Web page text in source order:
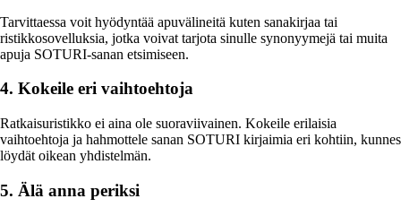
Tarvittaessa voit hyödyntää apuvälineitä kuten sanakirjaa tai
ristikkosovelluksia, jotka voivat tarjota sinulle synonyymejä tai muita
apuja SOTURI-sanan etsimiseen.
4. Kokeile eri vaihtoehtoja
Ratkaisuristikko ei aina ole suoraviivainen. Kokeile erilaisia
vaihtoehtoja ja hahmottele sanan SOTURI kirjaimia eri kohtiin, kunnes
löydät oikean yhdistelmän.
5. Älä anna periksi